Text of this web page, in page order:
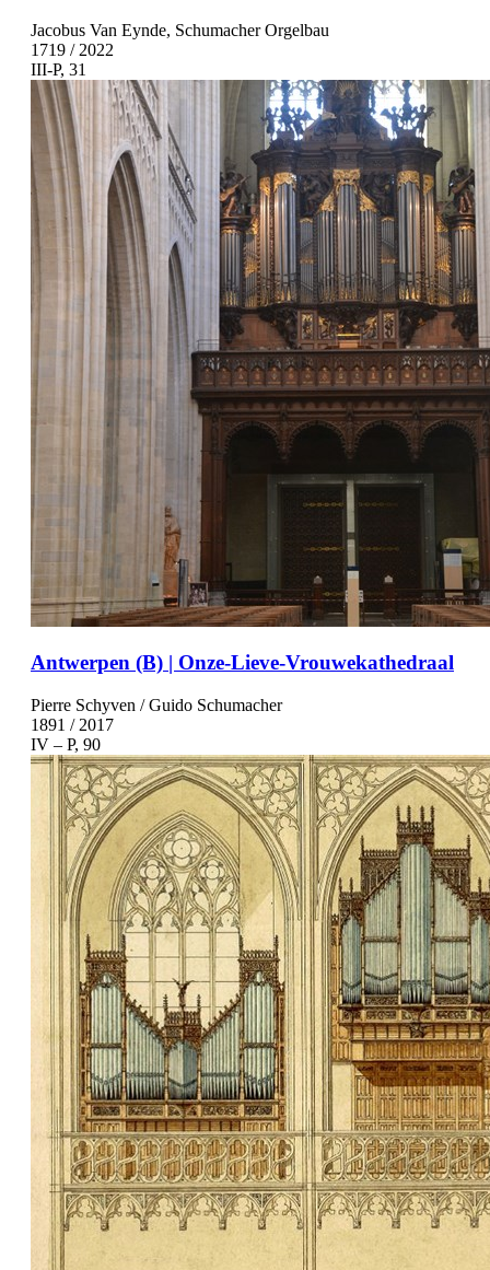
Jacobus Van Eynde, Schumacher Orgelbau
1719 / 2022
III-P, 31
Antwerpen (B) | Onze-Lieve-Vrouwekathedraal
Pierre Schyven / Guido Schumacher
1891 / 2017
IV – P, 90